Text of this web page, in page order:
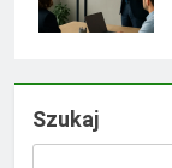
Szukaj